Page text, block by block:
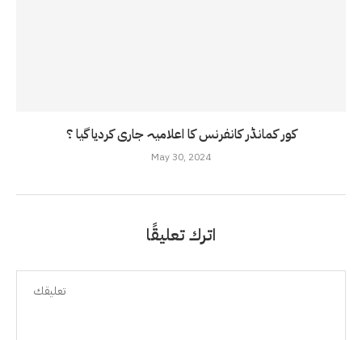
کور کمانڈر کانفرنس کا اعلامیہ جاری کردیا گیا ؟
May 30, 2024
اترك تعليقًا